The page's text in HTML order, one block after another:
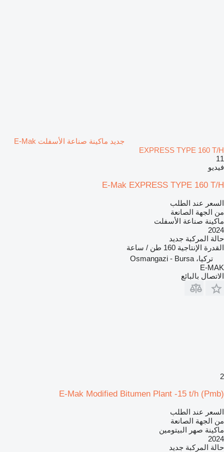
جديد ماكينة صناعة الأسفلت E-Mak
EXPRESS TYPE 160 T/H
11
فيديو
E-Mak EXPRESS TYPE 160 T/H
السعر عند الطلب
من الجهة الصانعة
ماكينة صناعة الأسفلت
2024
حالة المركبة جديد
القدرة الإنتاجية 160 طن / ساعة
تركيا، Osmangazi - Bursa
E-MAK
الاتصال بالبائع
2
E-Mak Modified Bitumen Plant -15 t/h (Pmb)
السعر عند الطلب
من الجهة الصانعة
ماكينة صهر البيتومين
2024
حالة المركبة جديد